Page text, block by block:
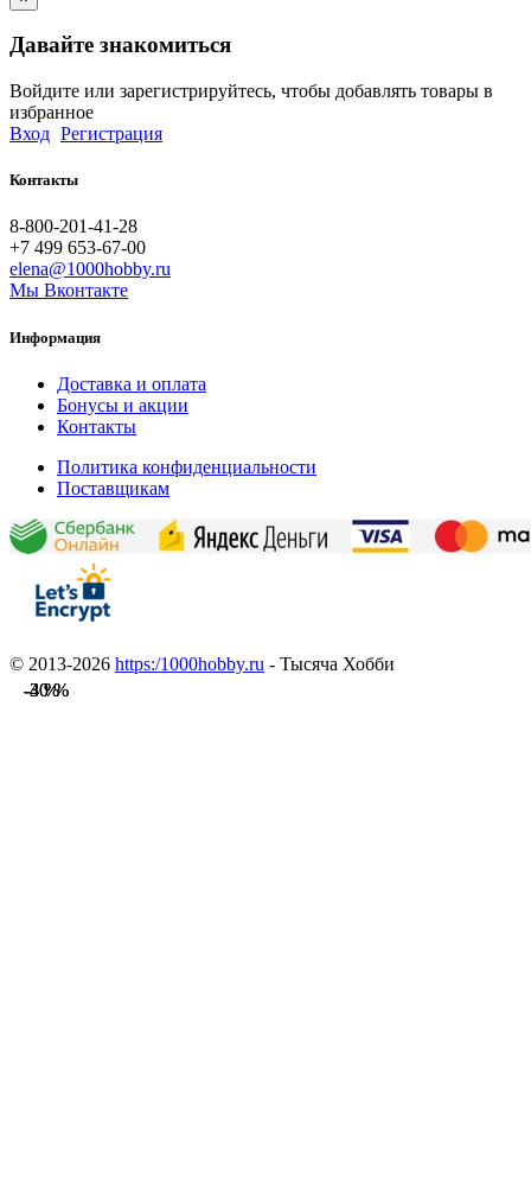
-40 %
-40 %
-3 %
-3 %
Давайте знакомиться
Войдите или зарегистрируйтесь, чтобы добавлять товары в
избранное
Вход Регистрация
Контакты
8-800-201-41-28
+7 499 653-67-00
elena@1000hobby.ru
Мы Вконтакте
Информация
Доставка и оплата
Бонусы и акции
Контакты
Политика конфиденциальности
Поставщикам
© 2013-2026 https:/1000hobby.ru - Тысяча Хобби